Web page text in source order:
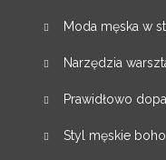
Moda męska w
Narzędzia
Prawidłowo
Styl męskie